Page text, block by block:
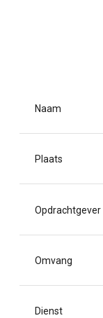
Naam
Plaats
Opdrachtgever
Omvang
Dienst